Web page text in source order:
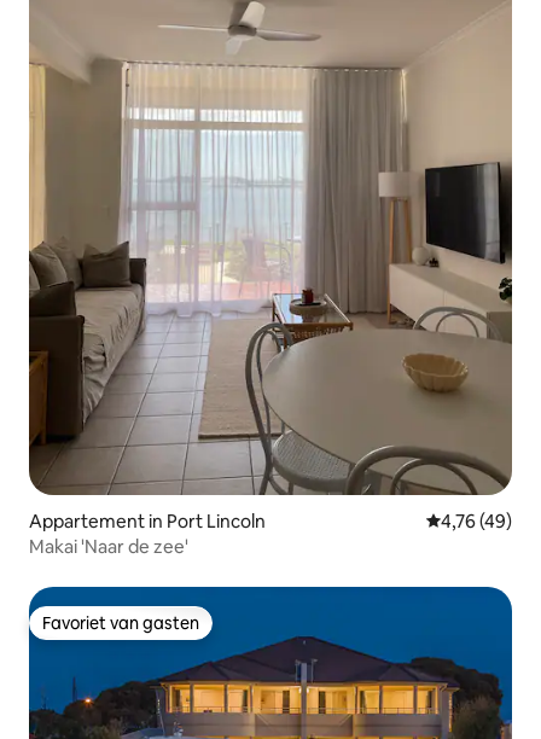
Appartement in Port Lincoln Gemiddelde
4,76 (49)
Makai 'Naar de zee'
Favoriet van gasten
Favoriet van gasten